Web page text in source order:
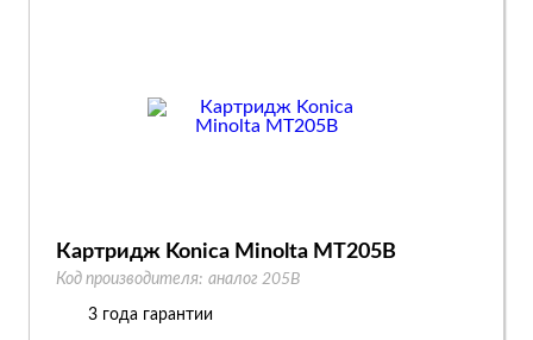
Картридж Konica Minolta MT205B
Код производителя: аналог 205B
3 года гарантии